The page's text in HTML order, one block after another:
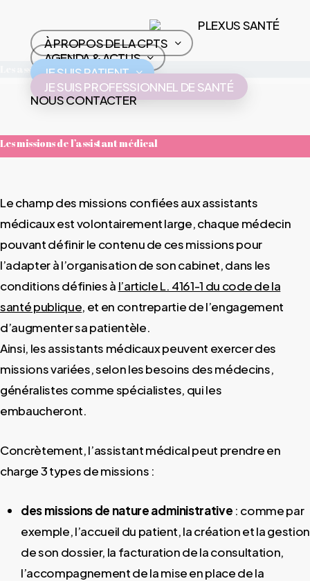
content
PLEXUS SANTÉ
À PROPOS DE LA CPTS
AGENDA & ACTUS
JE SUIS PATIENT
JE SUIS PROFESSIONNEL DE SANTÉ
NOUS CONTACTER
Les assistants médicaux
Les missions de l’assistant médical
Le champ des missions confiées aux assistants
médicaux est volontairement large, chaque médecin
pouvant définir le contenu de ces missions pour
l’adapter à l’organisation de son cabinet, dans les
conditions définies à l’article L. 4161-1 du code de la
santé publique, et en contrepartie de l’engagement
d’augmenter sa patientèle.
Ainsi, les assistants médicaux peuvent exercer des
missions variées, selon les besoins des médecins,
généralistes comme spécialistes, qui les
embaucheront.
Concrètement, l’assistant médical peut prendre en
charge 3 types de missions :
des missions de nature administrative : comme par
exemple, l’accueil du patient, la création et la gestion
de son dossier, la facturation de la consultation,
l’accompagnement de la mise en place de la